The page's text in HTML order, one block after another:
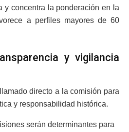
y concentra la ponderación en la
a perfiles mayores de 60
y vigilancia
directo a la comisión para
y responsabilidad histórica.
serán determinantes para